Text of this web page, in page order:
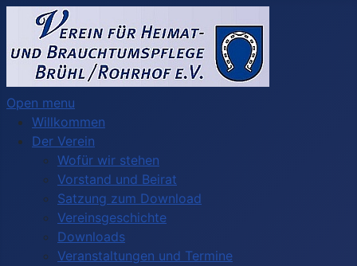
Open menu
Willkommen
Der Verein
Wofür wir stehen
Vorstand und Beirat
Satzung zum Download
Vereinsgeschichte
Downloads
Veranstaltungen und Termine